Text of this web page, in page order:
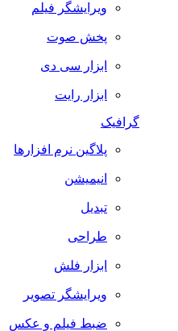
ویرایشگر فیلم
پخش صوت
ابزار سی دی
ابزار رایت
گرافیک
پلاگین نرم افزارها
انیمیشن
تبدیل
طراحی
ابزار فلش
ویرایشگر تصویر
ضبط فيلم و عكس